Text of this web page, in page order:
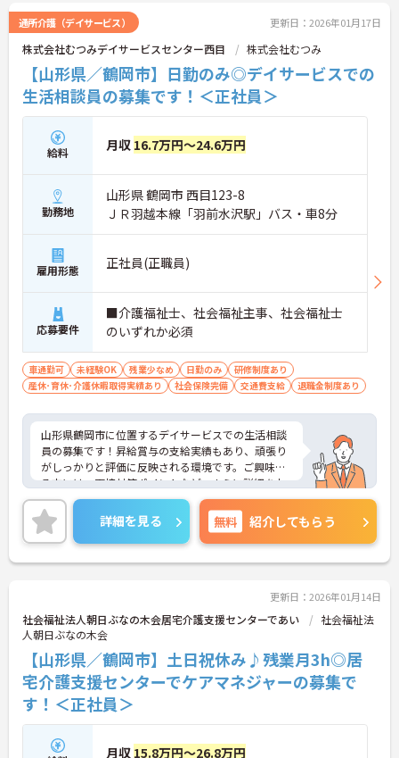
通所介護（デイサービス） 更新日：2026年01月17日
株式会社むつみデイサービスセンター西目 株式会社むつみ
【山形県／鶴岡市】日勤のみ◎デイサービスでの
生活相談員の募集です！＜正社員＞
給料 月収 16.7万円～24.6万円
勤務地
山形県 鶴岡市 西目123-8
ＪＲ羽越本線「羽前水沢駅」バス・車8分
雇用形態 正社員(正職員)
応募要件
■介護福祉士、社会福祉主事、社会福祉士
のいずれか必須
車通勤可 未経験OK 残業少なめ 日勤のみ
研修制度あり
産休･育休･介護休暇取得実績あり
社会保険完備 交通費支給 退職金制度あり
山形県鶴岡市に位置するデイサービスでの生活相談
員の募集です！昇給賞与の支給実績もあり、頑張り
がしっかりと評価に反映される環境です。ご興味あ
る方には、面接対策ポイントなど、さらに詳細をお
話しいたしますのでお気軽にご相談ください！
詳細を見る 無料 紹介してもらう
更新日：2026年01月14日
社会福祉法人朝日ぶなの木会居宅介護支援センターであい
社会福祉法
人朝日ぶなの木会
【山形県／鶴岡市】土日祝休み♪残業月3h◎居
宅介護支援センターでケアマネジャーの募集で
す！＜正社員＞
月収 15.8万円～26.8万円